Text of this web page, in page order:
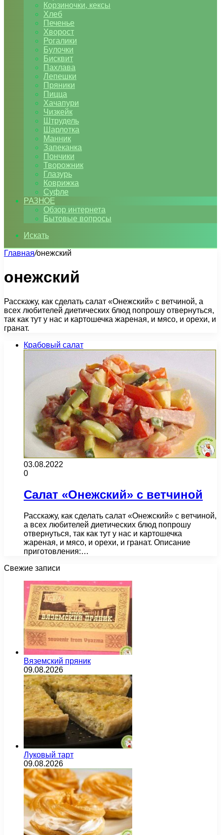
Корзиночки, кексы
Хлеб
Печенье
Хворост
Рогалики
Булочки
Бисквит
Пахлава
Лепешки
Пряники
Пицца
Хачапури
Чизкейк
Штрудель
Шарлотка
Манник
Запеканка
Пончики
Творожник
Глазурь
Коврижка
Суфле
РАЗНОЕ
Обзор интернета
Бытовые вопросы
Искать
Главная/онежский
онежский
Расскажу, как сделать салат «Онежский» с ветчиной, а
всех любителей диетических блюд попрошу отвернуться,
так как тут у нас и картошечка жареная, и мясо, и орехи, и
гранат.
Крабовый салат
03.08.2022
0
Салат «Онежский» с ветчиной
Расскажу, как сделать салат «Онежский» с ветчиной,
а всех любителей диетических блюд попрошу
отвернуться, так как тут у нас и картошечка
жареная, и мясо, и орехи, и гранат. Описание
приготовления:…
Свежие записи
Вяземский пряник
09.08.2026
Луковый тарт
09.08.2026